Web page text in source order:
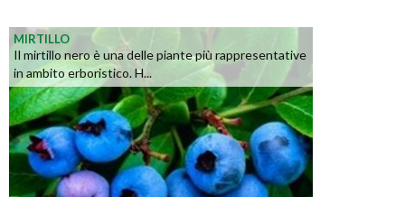
MIRTILLO
Il mirtillo nero è una delle piante più rappresentative
in ambito erboristico. H...